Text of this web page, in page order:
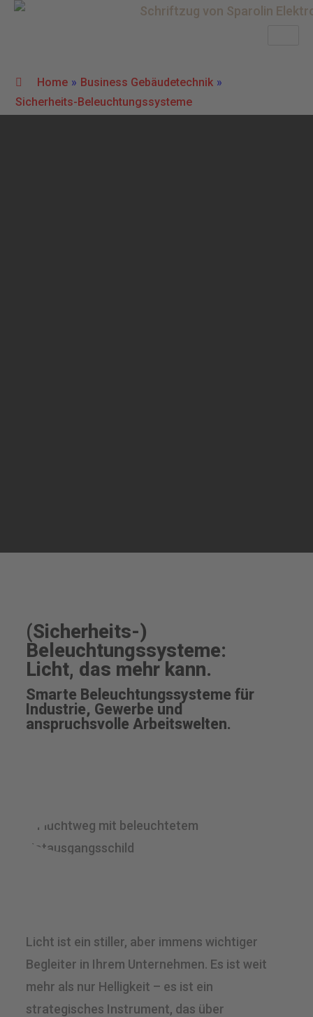
Home » Business Gebäudetechnik »
Sicherheits-Beleuchtungssysteme
(Sicherheits-)
Beleuchtungssysteme:
Licht, das mehr kann.
Smarte Beleuchtungssysteme für
Industrie, Gewerbe und
anspruchsvolle Arbeitswelten.
Licht ist ein stiller, aber immens wichtiger
Begleiter in Ihrem Unternehmen. Es ist weit
mehr als nur Helligkeit – es ist ein
strategisches Instrument, das über